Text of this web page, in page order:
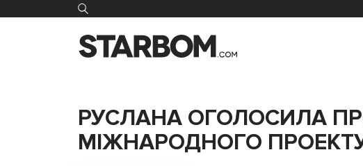
РУСЛАНА ОГОЛОСИЛА
МІЖНАРОДНОГО